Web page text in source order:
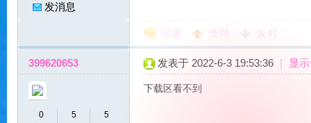
发消息
回复 支持 反对
399620653
0
5
5
发表于 2022-6-3 19:53:36 | 显
下载区看不到